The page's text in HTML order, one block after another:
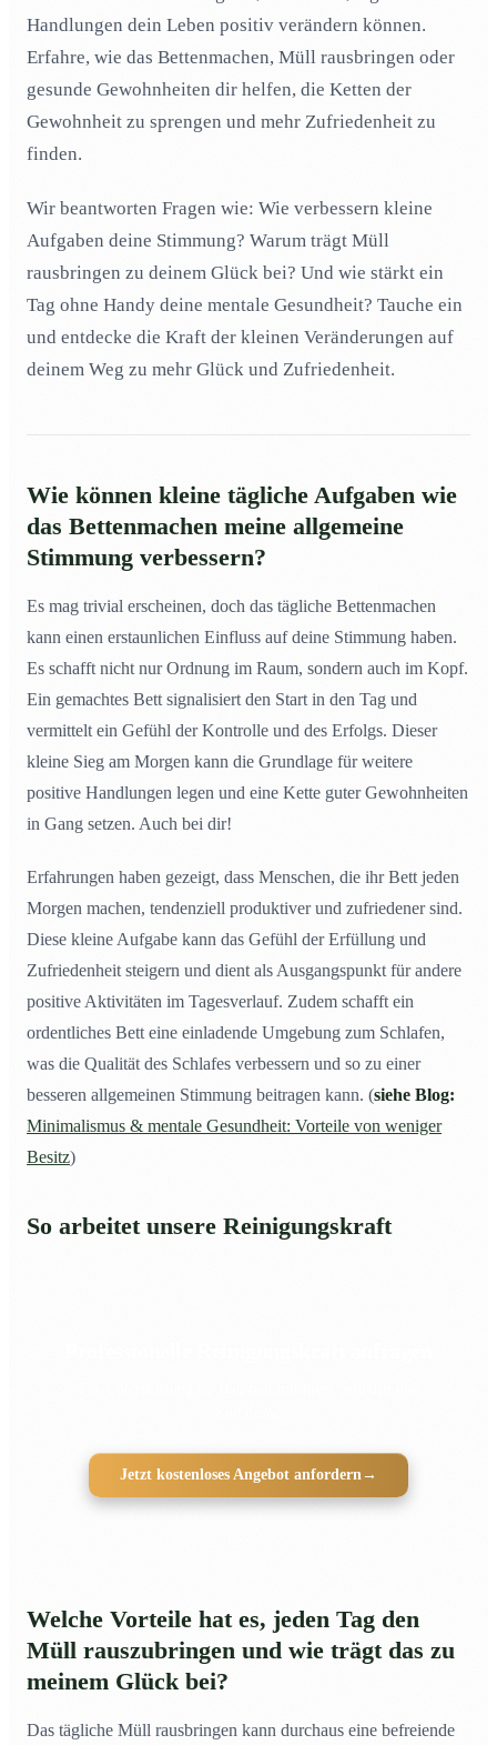
rauszubringen und wie trägt das zu meinem Glück bei?
03Warum ist es wichtig, Briefe und Rechnungen sofort
durchbrechen?
Wie beeinflusst die Sauberkeit meiner Wohnung mein
psychisches Wohlbefinden und mein Glück?
können große Auswirkungen auf mein Wohlbefinden
haben?
06Wie kann regelmäßige Bewegung, auch in kleinen
steigern?
Welche neuen Fähigkeiten oder Hobbys kann ich leicht
erlernen, um meinen Alltag spannender zu gestalten?
09Welche Schritte kann ich unternehmen, um meine
Ängste zu überwinden und wie trägt das zu meinem
persönlichen Wachstum bei?
10Warum ist es wichtig, Zeit allein zu verbringen und wie
stärken?
Handlungen dein Leben positiv verändern können.
Erfahre, wie das Bettenmachen, Müll rausbringen oder
gesunde Gewohnheiten dir helfen, die Ketten der
Gewohnheit zu sprengen und mehr Zufriedenheit zu
finden.
Wir beantworten Fragen wie: Wie verbessern kleine
Aufgaben deine Stimmung? Warum trägt Müll
rausbringen zu deinem Glück bei? Und wie stärkt ein
Tag ohne Handy deine mentale Gesundheit? Tauche ein
und entdecke die Kraft der kleinen Veränderungen auf
deinem Weg zu mehr Glück und Zufriedenheit.
Wie können kleine tägliche Aufgaben wie
das Bettenmachen meine allgemeine
Stimmung verbessern?
Es mag trivial erscheinen, doch das tägliche Bettenmachen
kann einen erstaunlichen Einfluss auf deine Stimmung haben.
Es schafft nicht nur Ordnung im Raum, sondern auch im Kopf.
Ein gemachtes Bett signalisiert den Start in den Tag und
vermittelt ein Gefühl der Kontrolle und des Erfolgs. Dieser
kleine Sieg am Morgen kann die Grundlage für weitere
positive Handlungen legen und eine Kette guter Gewohnheiten
in Gang setzen. Auch bei dir!
Erfahrungen haben gezeigt, dass Menschen, die ihr Bett jeden
Morgen machen, tendenziell produktiver und zufriedener sind.
Diese kleine Aufgabe kann das Gefühl der Erfüllung und
Zufriedenheit steigern und dient als Ausgangspunkt für andere
positive Aktivitäten im Tagesverlauf. Zudem schafft ein
ordentliches Bett eine einladende Umgebung zum Schlafen,
was die Qualität des Schlafes verbessern und so zu einer
besseren allgemeinen Stimmung beitragen kann. (siehe Blog:
Minimalismus & mentale Gesundheit: Vorteile von weniger
Besitz)
So arbeitet unsere Reinigungskraft
Jetzt kostenloses Angebot anfordern→
Welche Vorteile hat es, jeden Tag den
Müll rauszubringen und wie trägt das zu
meinem Glück bei?
Das tägliche Müll rausbringen kann durchaus eine befreiende